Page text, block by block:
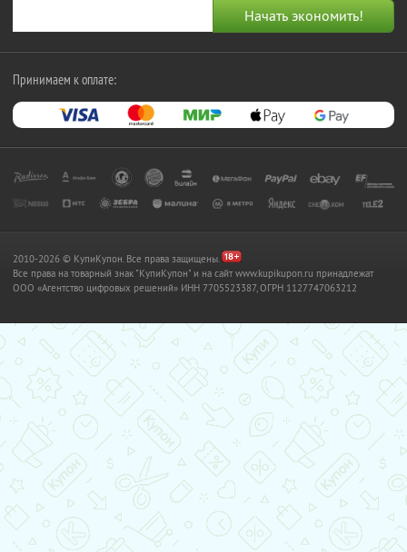
Принимаем к оплате:
2010-2026 © КупиКупон. Все права защищены.
Все права на товарный знак "КупиКупон" и на сайт www.kupikupon.ru принадлежат
OOO «Агентство цифровых решений» ИНН 7705523387, ОГРН 1127747063212